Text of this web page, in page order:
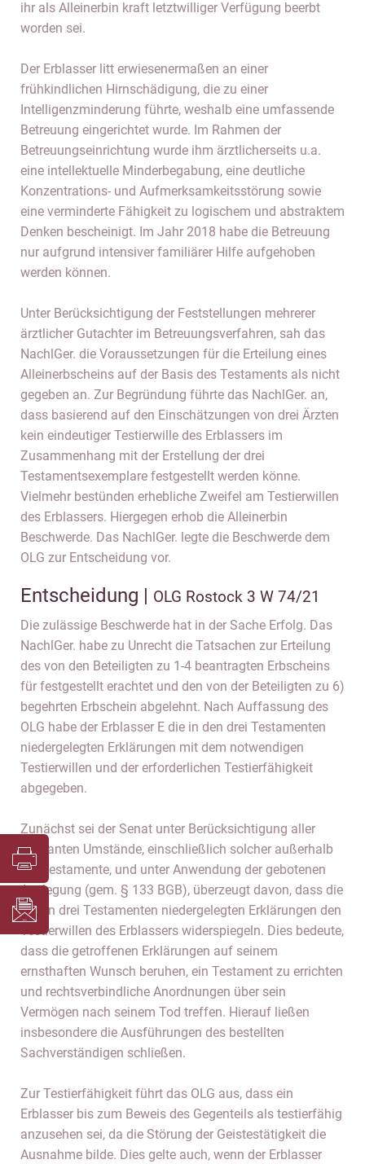
ihr als Alleinerbin kraft letztwilliger Verfügung beerbt
worden sei.
Der Erblasser litt erwiesenermaßen an einer
frühkindlichen Hirnschädigung, die zu einer
Intelligenzminderung führte, weshalb eine umfassende
Betreuung eingerichtet wurde. Im Rahmen der
Betreuungseinrichtung wurde ihm ärztlicherseits u.a.
eine intellektuelle Minderbegabung, eine deutliche
Konzentrations- und Aufmerksamkeitsstörung sowie
eine verminderte Fähigkeit zu logischem und abstraktem
Denken bescheinigt. Im Jahr 2018 habe die Betreuung
nur aufgrund intensiver familiärer Hilfe aufgehoben
werden können.
Unter Berücksichtigung der Feststellungen mehrerer
ärztlicher Gutachter im Betreuungsverfahren, sah das
NachlGer. die Voraussetzungen für die Erteilung eines
Alleinerbscheins auf der Basis des Testaments als nicht
gegeben an. Zur Begründung führte das NachlGer. an,
dass basierend auf den Einschätzungen von drei Ärzten
kein eindeutiger Testierwille des Erblassers im
Zusammenhang mit der Erstellung der drei
Testamentsexemplare festgestellt werden könne.
Vielmehr bestünden erhebliche Zweifel am Testierwillen
des Erblassers. Hiergegen erhob die Alleinerbin
Beschwerde. Das NachlGer. legte die Beschwerde dem
OLG zur Entscheidung vor.
Entscheidung | OLG Rostock 3 W 74/21
Die zulässige Beschwerde hat in der Sache Erfolg. Das
NachlGer. habe zu Unrecht die Tatsachen zur Erteilung
des von den Beteiligten zu 1-4 beantragten Erbscheins
für festgestellt erachtet und den von der Beteiligten zu 6)
begehrten Erbschein abgelehnt. Nach Auffassung des
OLG habe der Erblasser E die in den drei Testamenten
niedergelegten Erklärungen mit dem notwendigen
Testierwillen und der erforderlichen Testierfähigkeit
abgegeben.
Zunächst sei der Senat unter Berücksichtigung aller
relevanten Umstände, einschließlich solcher außerhalb
der Testamente, und unter Anwendung der gebotenen
Auslegung (gem. § 133 BGB), überzeugt davon, dass die
in den drei Testamenten niedergelegten Erklärungen den
Testierwillen des Erblassers widerspiegeln. Dies bedeute,
dass die getroffenen Erklärungen auf seinem
ernsthaften Wunsch beruhen, ein Testament zu errichten
und rechtsverbindliche Anordnungen über sein
Vermögen nach seinem Tod treffen. Hierauf ließen
insbesondere die Ausführungen des bestellten
Sachverständigen schließen.
Zur Testierfähigkeit führt das OLG aus, dass ein
Erblasser bis zum Beweis des Gegenteils als testierfähig
anzusehen sei, da die Störung der Geistestätigkeit die
Ausnahme bilde. Dies gelte auch, wenn der Erblasser